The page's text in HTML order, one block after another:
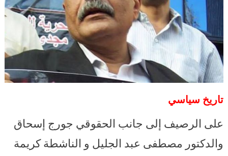
تاريخ سياسي
على الرصيف إلى جانب الحقوقي جورج إسحاق
والدكتور مصطفى عبد الجليل و الناشطة كريمة